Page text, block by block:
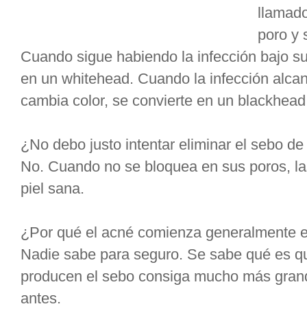
poro y
Cuando sigue habiendo la infección bajo
en un whitehead. Cuando la infección
cambia color, se convierte en un
¿No debo justo intentar eliminar el sebo
No. Cuando no se bloquea en sus poros,
piel sana.
¿Por qué el acné comienza generalmente
Nadie sabe para seguro. Se sabe qué es
producen el sebo consiga mucho más
antes.